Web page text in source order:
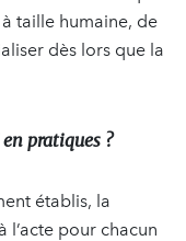
taille humaine, de
dès lors que la
pratiques ?
établis, la
l’acte pour chacun